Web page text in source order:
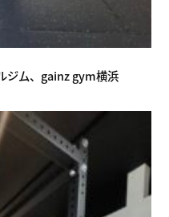
ジム、gainz gym横浜